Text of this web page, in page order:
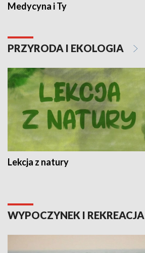
Medycyna i Ty
PRZYRODA I EKOLOGIA
Lekcja z natury
WYPOCZYNEK I REKREACJA